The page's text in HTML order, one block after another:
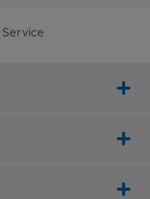
Shop
ab 25€